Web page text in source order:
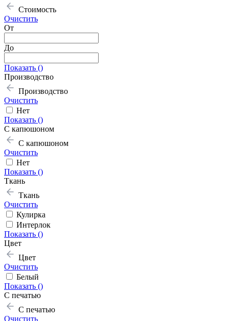
Стоимость
Очистить
От
До
Показать ()
Производство
Производство
Очистить
Нет
Показать ()
С капюшоном
С капюшоном
Очистить
Нет
Показать ()
Ткань
Ткань
Очистить
Кулирка
Интерлок
Показать ()
Цвет
Цвет
Очистить
Белый
Показать ()
С печатью
С печатью
Очистить